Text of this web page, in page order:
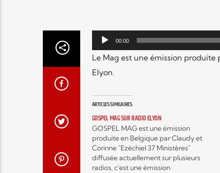
Lecteur
audio
00:00
Le Mag est une émission produite
Elyon.
ARTICLES SIMILAIRES
GOSPEL MAG SUR RADIO ELYON
GOSPEL MAG est une émission
produite en Belgique par Claudy et
Corinne "Ezéchiel 37 Ministères"
diffusée actuellement sur plusieurs
radios, c'est une émission